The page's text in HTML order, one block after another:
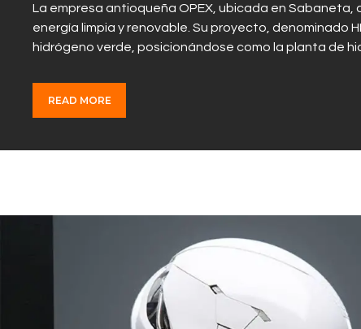
La empresa antioqueña OPEX, ubicada en
energía limpia y renovable. Su proyecto, denominado
hidrógeno verde, posicionándose como la planta de
READ MORE